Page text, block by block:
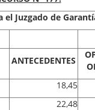
el Juzgado de
ANTECEDENTES
18,45
22,48